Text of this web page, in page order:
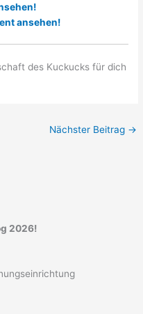
ansehen!
des Kuckucks für dich
Nächster Beitrag →
2026!